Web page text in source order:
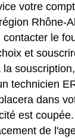
votre
Rhône-
le
et
technicien
dans
est
de